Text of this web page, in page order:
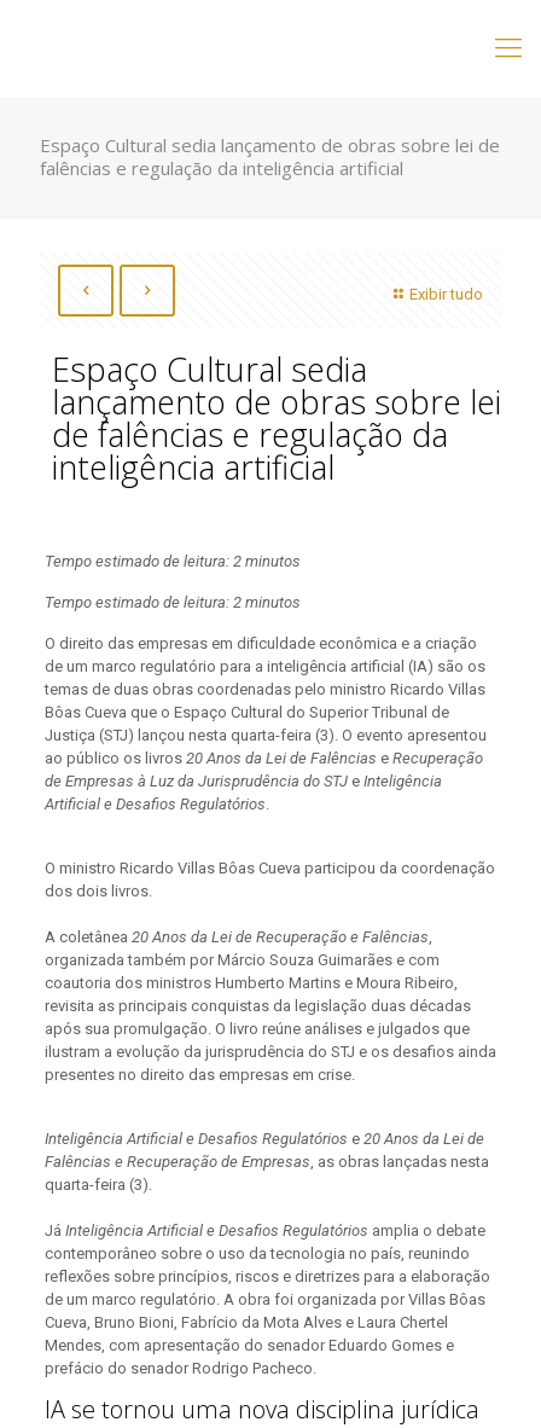
Espaço Cultural sedia lançamento de obras sobre lei de
falências e regulação da inteligência artificial
Exibir tudo
Espaço Cultural sedia
lançamento de obras sobre lei
de falências e regulação da
inteligência artificial
Tempo estimado de leitura: 2 minutos
Tempo estimado de leitura: 2 minutos
O direito das empresas em dificuldade econômica e a criação
de um marco regulatório para a inteligência artificial (IA) são os
temas de duas obras coordenadas pelo ministro Ricardo Villas
Bôas Cueva que o Espaço Cultural do Superior Tribunal de
Justiça (STJ) lançou nesta quarta-feira (3). O evento apresentou
ao público os livros 20 Anos da Lei de Falências eRecuperação
de Empresas à Luz da Jurisprudência do STJe Inteligência
Artificial e Desafios Regulatórios.
O ministro Ricardo Villas Bôas Cueva participou da coordenação
dos dois livros.
A coletânea 20 Anos da Lei de Recuperação e Falências,
organizada também por Márcio Souza Guimarães e com
coautoria dos ministros Humberto Martins e Moura Ribeiro,
revisita as principais conquistas da legislação duas décadas
após sua promulgação. O livro reúne análises e julgados que
ilustram a evolução da jurisprudência do STJ e os desafios ainda
presentes no direito das empresas em crise.
Inteligência Artificial e Desafios Regulatórios e 20 Anos da Lei de
Falências e Recuperação de Empresas, as obras lançadas nesta
quarta-feira (3).
Já Inteligência Artificial e Desafios Regulatórios amplia o debate
contemporâneo sobre o uso da tecnologia no país, reunindo
reflexões sobre princípios, riscos e diretrizes para a elaboração
de um marco regulatório. A obra foi organizada por Villas Bôas
Cueva, Bruno Bioni, Fabrício da Mota Alves e Laura Chertel
Mendes, com apresentação do senador Eduardo Gomes e
prefácio do senador Rodrigo Pacheco.
IA se tornou uma nova disciplina jurídica